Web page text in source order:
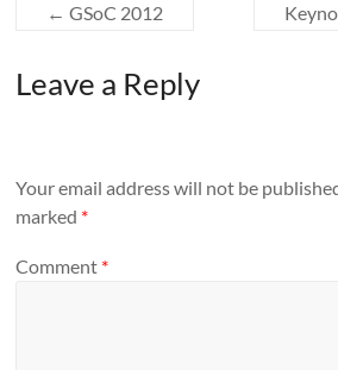
← GSoC 2012
Leave a Reply
Your email address will not be
marked *
Comment *